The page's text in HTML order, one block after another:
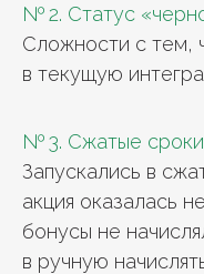
№ 2. Статус
Сложности с тем,
в текущую
№ 3. Сжатые сроки
Запускались в
акция оказалась
бонусы не
в ручную